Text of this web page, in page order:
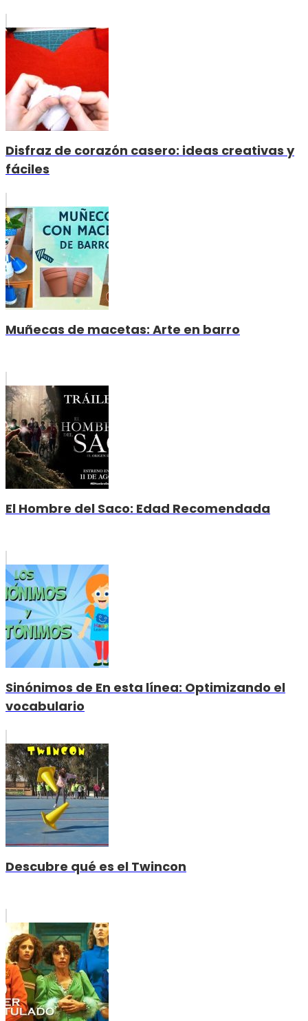
Disfraz de corazón casero: ideas creativas y
fáciles
Muñecas de macetas: Arte en barro
El Hombre del Saco: Edad Recomendada
Sinónimos de En esta línea: Optimizando el
vocabulario
Descubre qué es el Twincon